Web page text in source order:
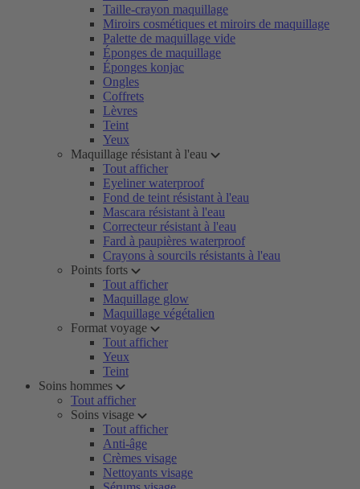
Taille-crayon maquillage
Miroirs cosmétiques et miroirs de maquillage
Palette de maquillage vide
Éponges de maquillage
Éponges konjac
Ongles
Coffrets
Lèvres
Teint
Yeux
Maquillage résistant à l'eau
Tout afficher
Eyeliner waterproof
Fond de teint résistant à l'eau
Mascara résistant à l'eau
Correcteur résistant à l'eau
Fard à paupières waterproof
Crayons à sourcils résistants à l'eau
Points forts
Tout afficher
Maquillage glow
Maquillage végétalien
Format voyage
Tout afficher
Yeux
Teint
Soins hommes
Tout afficher
Soins visage
Tout afficher
Anti-âge
Crèmes visage
Nettoyants visage